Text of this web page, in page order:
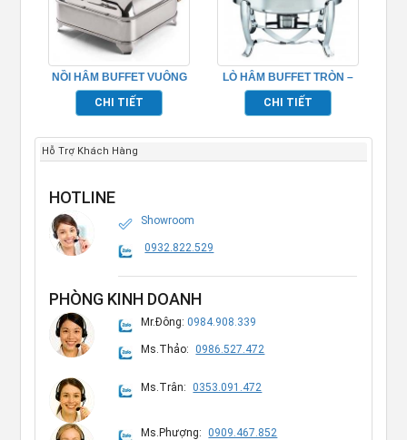
NỒI HÂM BUFFET VUÔNG
NẮP KÍNH TP697009
CHI TIẾT
LÒ HÂM BUFFET TRÒN –
TP697025
CHI TIẾT
Hỗ Trợ Khách Hàng
HOTLINE
Showroom
0932.822.529
PHÒNG KINH DOANH
Mr.Đông:0984.908.339
Ms.Thảo: 0986.527.472
Ms.Trân: 0353.091.472
Ms.Phượng: 0909.467.852